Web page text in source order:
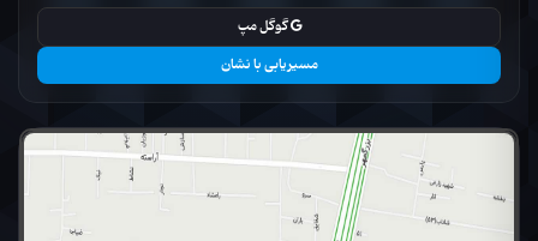
گوگل مپ
مسیریابی با نشان